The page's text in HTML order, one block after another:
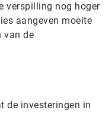
verspilling nog hoger
aangeven moeite
van de
de investeringen in